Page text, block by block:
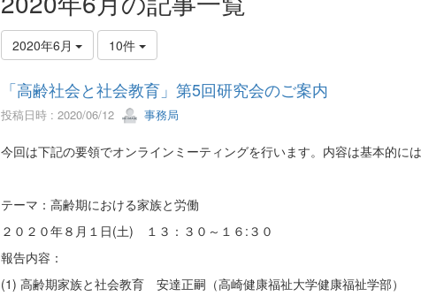
2020年6月 10件
「高齢社会と社会教育」第5回研究会のご案内
投稿日時 : 2020/06/12 事務局
今回は下記の要領でオンラインミーティングを行います。内容は基本的に
テーマ：高齢期における家族と労働
２０２０年８月１日(土) １３：３０～１６:３０
報告内容：
(1) 高齢期家族と社会教育 安達正嗣（高崎健康福祉大学健康福祉学部）